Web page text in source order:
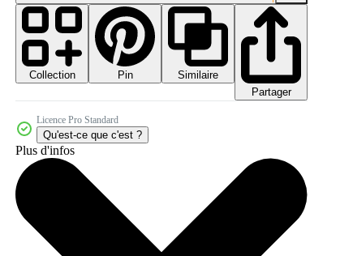
Collection Pin
Similaire
Partager
Licence Pro Standard
Qu'est-ce que c'est ?
Plus d'infos